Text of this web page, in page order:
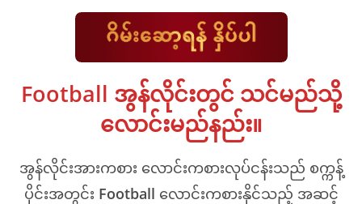
Football အွန်လိုင်းတွင် သင်မည်သို့
လောင်းမည်နည်း။
အွန်လိုင်းအားကစား လောင်းကစားလုပ်ငန်းသည် စက္ကန့်
ပိုင်းအတွင်း Football လောင်းကစားနိုင်သည့် အဆင့်